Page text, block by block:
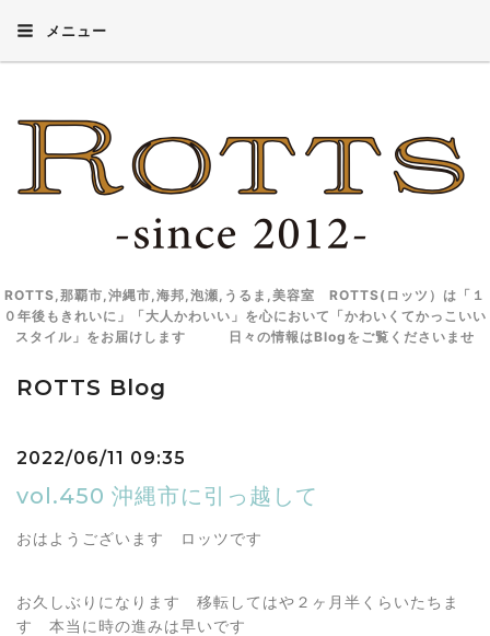
メニュー
ROTTS,那覇市,沖縄市,海邦,泡瀬,うるま,美容室 ROTTS(ロッツ）は「１
０年後もきれいに」「大人かわいい」を心において「かわいくてかっこいい
スタイル」をお届けします 日々の情報はBlogをご覧くださいませ
ROTTS Blog
2022/06/11 09:35
vol.450 沖縄市に引っ越して
おはようございます ロッツです
お久しぶりになります 移転してはや２ヶ月半くらいたちま
す 本当に時の進みは早いです